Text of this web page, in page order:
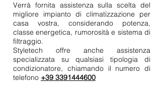
Verrà fornita assistenza sulla scelta del
migliore impianto di climatizzazione per
casa vostra, considerando potenza,
classe energetica, rumorosità e sistema di
filtraggio.
Styletech offre anche assistenza
specializzata su qualsiasi tipologia di
condizionatore, chiamando il numero di
telefono +39 3391444600